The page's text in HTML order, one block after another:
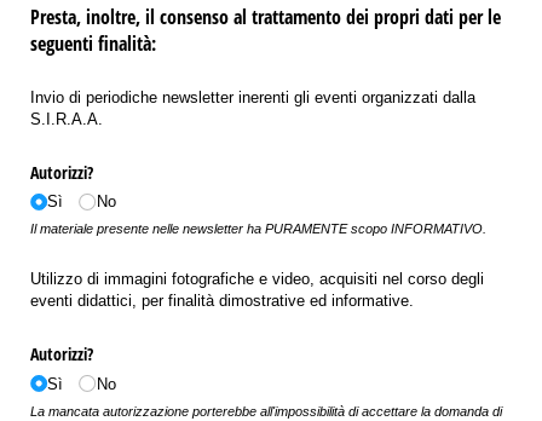
Presta, inoltre, il consenso al trattamento dei propri dati per le
seguenti finalità:
Invio di periodiche newsletter inerenti gli eventi organizzati dalla
S.I.R.A.A.
Autorizzi?
Sì No
Il materiale presente nelle newsletter ha PURAMENTE scopo INFORMATIVO.
Utilizzo di immagini fotografiche e video, acquisiti nel corso degli
eventi didattici, per finalità dimostrative ed informative.
Autorizzi?
Sì No
La mancata autorizzazione porterebbe all'impossibilità di accettare la domanda di